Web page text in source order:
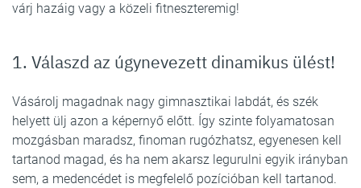
várj hazáig vagy a közeli fitneszteremig!
1. Válaszd az úgynevezett dinamikus ülést!
Vásárolj magadnak nagy gimnasztikai labdát, és szék
helyett ülj azon a képernyő előtt. Így szinte folyamatosan
mozgásban maradsz, finoman rugózhatsz, egyenesen kell
tartanod magad, és ha nem akarsz legurulni egyik irányban
sem, a medencédet is megfelelő pozícióban kell tartanod.